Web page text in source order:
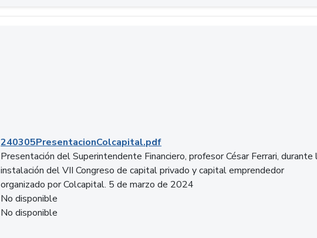
240305PresentacionColcapital.pdf
Presentación del Superintendente Financiero, profesor César Ferrari, durante
instalación del VII Congreso de capital privado y capital emprendedor
organizado por Colcapital. 5 de marzo de 2024
No disponible
No disponible